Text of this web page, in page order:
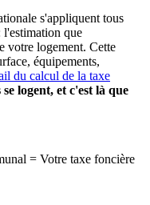
s'appliquent tous
l'estimation que
votre logement. Cette
équipements,
du calcul de la taxe
logent, et c'est là que
= Votre taxe foncière